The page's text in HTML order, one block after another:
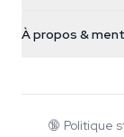
Smokeshop
Politique de retour
À propos &
Wiki
🔞 Politique